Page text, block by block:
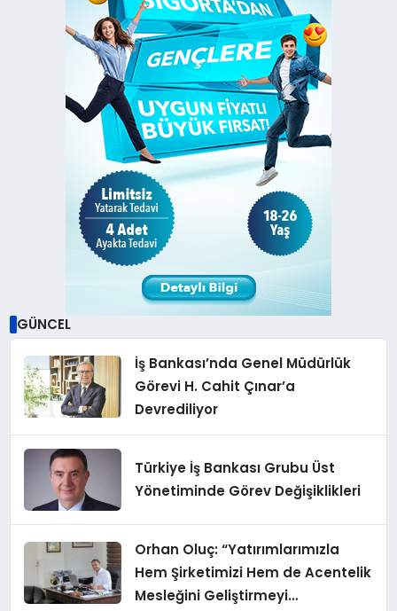
GÜNCEL
İş Bankası’nda Genel Müdürlük
Görevi H. Cahit Çınar’a
Devrediliyor
Türkiye İş Bankası Grubu Üst
Yönetiminde Görev Değişiklikleri
Orhan Oluç: “Yatırımlarımızla
Hem Şirketimizi Hem de Acentelik
Mesleğini Geliştirmeyi